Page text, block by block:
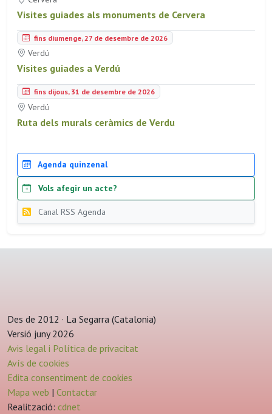
Visites guiades als monuments de Cervera
fins diumenge, 27 de desembre de 2026
Verdú
Visites guiades a Verdú
fins dijous, 31 de desembre de 2026
Verdú
Ruta dels murals ceràmics de Verdu
Agenda quinzenal
Vols afegir un acte?
Canal RSS Agenda
Des de 2012 · La Segarra (Catalonia)
Versió juny 2026
Avis legal i Política de privacitat
Avís de cookies
Edita consentiment de cookies
Mapa web | Contactar
Realització: cdnet